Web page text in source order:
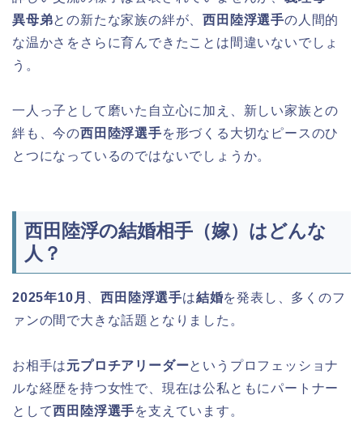
異母弟との新たな家族の絆が、西田陸浮選手の人間的
な温かさをさらに育んできたことは間違いないでしょ
う。
一人っ子として磨いた自立心に加え、新しい家族との
絆も、今の西田陸浮選手を形づくる大切なピースのひ
とつになっているのではないでしょうか。
西田陸浮の結婚相手（嫁）はどんな
人？
2025年10月 、西田陸浮選手は結婚を発表し、多くのフ
ァンの間で大きな話題となりました。
お相手は元プロチアリーダーというプロフェッショナ
ルな経歴を持つ女性で、現在は公私ともにパートナー
として西田陸浮選手を支えています。